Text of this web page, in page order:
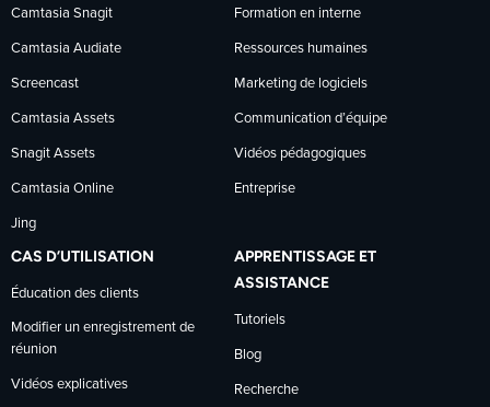
Facebook
LinkedIn
YouTube
Camtasia Snagit
Camtasia Audiate
Screencast
Camtasia Assets
Snagit Assets
Camtasia Online
Jing
Formation en interne
Ressources humaines
Marketing de logiciels
Communication d’équipe
Vidéos pédagogiques
Entreprise
CAS D’UTILISATION
Éducation des clients
Modifier un enregistrement de
réunion
Vidéos explicatives
APPRENTISSAGE ET
ASSISTANCE
Tutoriels
Blog
Recherche